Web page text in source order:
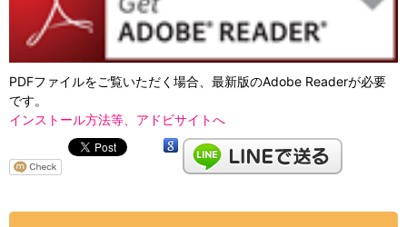
PDFファイルをご覧いただく場合、最新版のAdobe Readerが必要
です。
インストール方法等、アドビサイトへ